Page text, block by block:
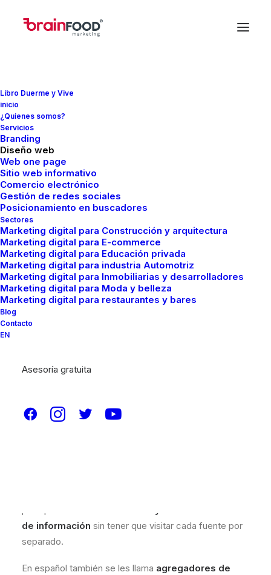
Libro Duerme y Vive
inicio
¿Quienes somos?
Servicios
Branding
Diseño web
Web one page
Sitio web informativo
Comercio electrónico
Gestión de redes sociales
Posicionamiento en buscadores
Sectores
Marketing digital para Construcción y arquitectura
Marketing digital para E-commerce
Marketing digital para Educación privada
Marketing digital para industria Automotriz
Marketing digital para Inmobiliarias y desarrolladores
Marketing digital para Moda y belleza
Marketing digital para restaurantes y bares
Blog
Contacto
EN
Asesoría gratuita
InMarketing
contenido: qué son,
cómo funcionan y para
qué sirven
Joaquin
de información sin tener que visitar cada fuente por
separado.
En español también se les llama agregadores de